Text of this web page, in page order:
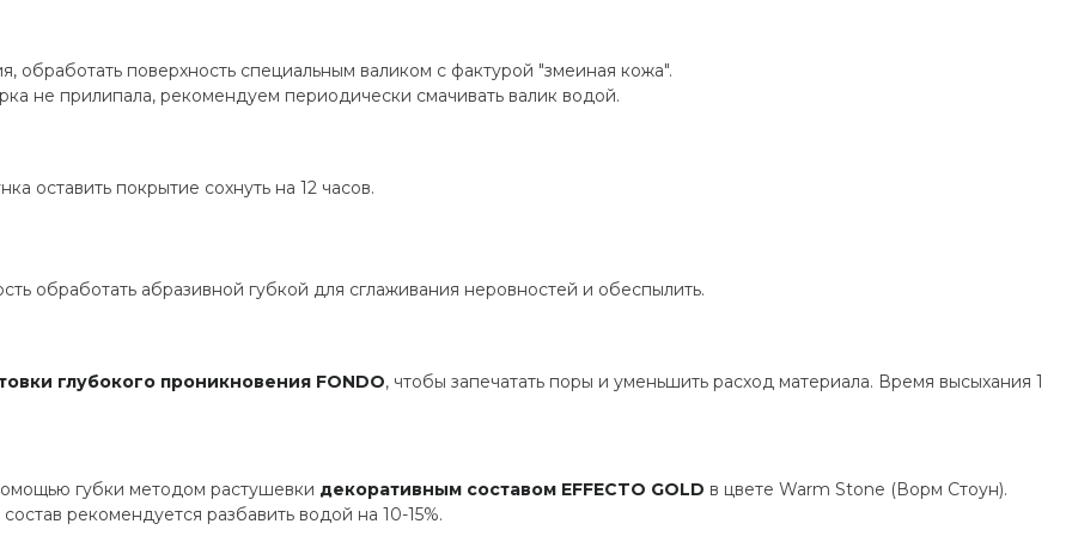
обработать поверхность специальным валиком с фактурой "змеиная кожа".
не прилипала, рекомендуем периодически смачивать валик водой.
оставить покрытие сохнуть на 12 часов.
обработать абразивной губкой для сглаживания неровностей и обеспылить.
глубокого проникновения FONDO, чтобы запечатать поры и уменьшить расход материала. Время высыхания 1
губки методом растушевки декоративным составом EFFECTO GOLD в цвете Warm Stone (Ворм Стоун).
рекомендуется разбавить водой на 10-15%.